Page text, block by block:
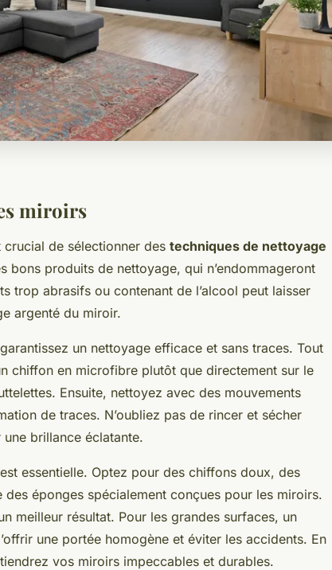
miroirs
crucial de sélectionner des techniques de nettoyage
bons produits de nettoyage, qui n’endommageront
trop abrasifs ou contenant de l’alcool peut laisser
argenté du miroir.
un nettoyage efficace et sans traces. Tout
chiffon en microfibre plutôt que directement sur le
Ensuite, nettoyez avec des mouvements
de traces. N’oubliez pas de rincer et sécher
brillance éclatante.
essentielle. Optez pour des chiffons doux, des
éponges spécialement conçues pour les miroirs.
meilleur résultat. Pour les grandes surfaces, un
une portée homogène et éviter les accidents. En
vos miroirs impeccables et durables.